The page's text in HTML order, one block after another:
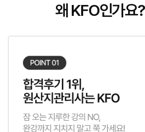
왜 KFO인가요?